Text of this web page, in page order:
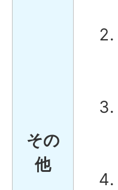
その
他